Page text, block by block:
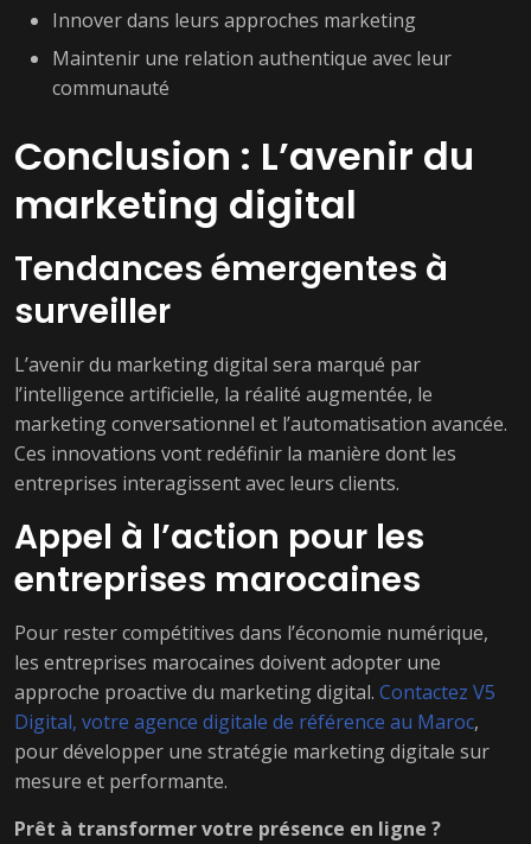
Innover dans leurs approches marketing
Maintenir une relation authentique avec leur
communauté
Conclusion : L’avenir du
marketing digital
Tendances émergentes à
surveiller
L’avenir du marketing digital sera marqué par
l’intelligence artificielle, la réalité augmentée, le
marketing conversationnel et l’automatisation avancée.
Ces innovations vont redéfinir la manière dont les
entreprises interagissent avec leurs clients.
Appel à l’action pour les
entreprises marocaines
Pour rester compétitives dans l’économie numérique,
les entreprises marocaines doivent adopter une
approche proactive du marketing digital. Contactez V5
Digital, votre agence digitale de référence au Maroc,
pour développer une stratégie marketing digitale sur
mesure et performante.
Prêt à transformer votre présence en ligne ?